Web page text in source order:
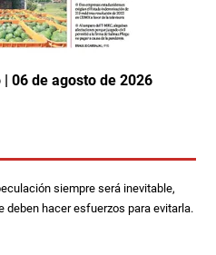
06 de agosto de 2026
siempre será inevitable,
deben hacer esfuerzos para evitarla.